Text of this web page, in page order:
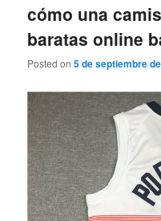
cómo una
baratas online
Posted on5 de septiembre